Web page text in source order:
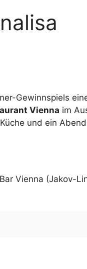
Gewinnspiels
Vienna im
und ein
Vienna (Jakov-